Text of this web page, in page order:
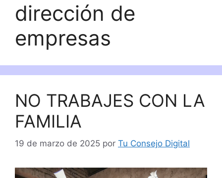
dirección de
empresas
NO TRABAJES CON LA
FAMILIA
19 de marzo de 2025 por Tu Consejo Digital